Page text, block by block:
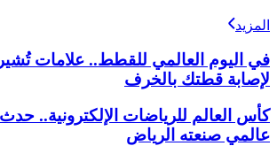
المزيد
في اليوم العالمي للقطط.. علامات تُشير
لإصابة قطتك بالخرف
كأس العالم للرياضات الإلكترونية.. حدث
عالمي صنعته الرياض